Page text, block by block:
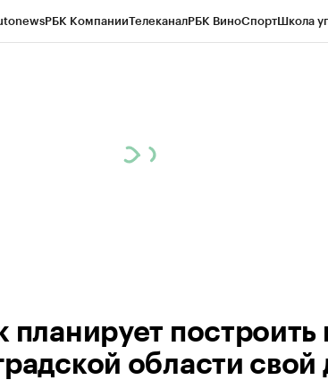
РБК КомпанииТелеканалРБК ВиноСпортШкола
планирует построить
области свой